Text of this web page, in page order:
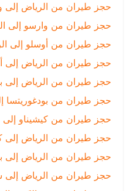
حجز طيران من الرياض إلى وارسو
حجز طيران من وارسو إلى الرياض
حجز طيران من أوسلو إلى الرياض
حجز طيران من الرياض إلى أوسلو
حجز طيران من الرياض إلى
حجز طيران من بودغوريتسا إلى
حجز طيران من كيشيناو إلى
حجز طيران من الرياض إلى
حجز طيران من الرياض إلى
حجز طيران من الرياض إلى